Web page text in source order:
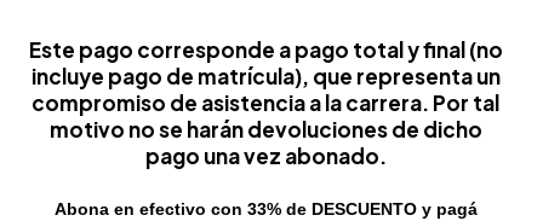
Este pago corresponde a pago total y final (no
incluye pago de matrícula), que representa un
compromiso de asistencia a la carrera. Por tal
motivo no se harán devoluciones de dicho
pago una vez abonado.
Abona en efectivo con 33% de DESCUENTO y pagá